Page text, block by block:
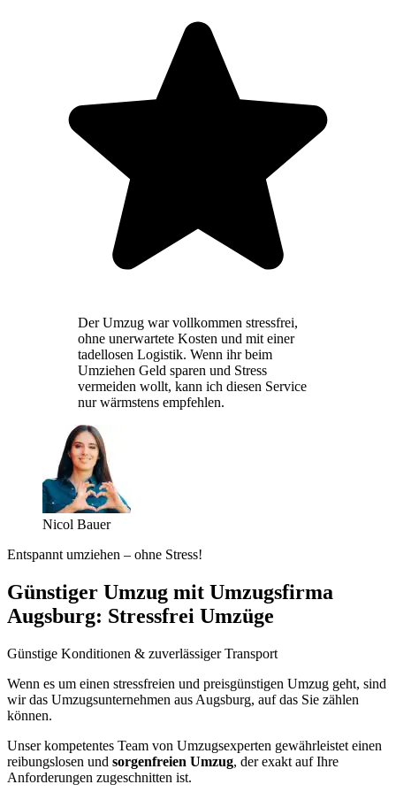
Der Umzug war vollkommen stressfrei,
ohne unerwartete Kosten und mit einer
tadellosen Logistik. Wenn ihr beim
Umziehen Geld sparen und Stress
vermeiden wollt, kann ich diesen Service
nur wärmstens empfehlen.
Nicol Bauer
Entspannt umziehen – ohne Stress!
Günstiger Umzug mit Umzugsfirma
Augsburg: Stressfrei Umzüge
Günstige Konditionen & zuverlässiger Transport
Wenn es um einen stressfreien und preisgünstigen Umzug geht, sind
wir das Umzugsunternehmen aus Augsburg, auf das Sie zählen
können.
Unser kompetentes Team von Umzugsexperten gewährleistet einen
reibungslosen und sorgenfreien Umzug, der exakt auf Ihre
Anforderungen zugeschnitten ist.